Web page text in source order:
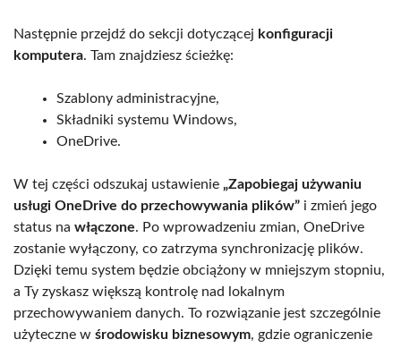
Następnie przejdź do sekcji dotyczącej konfiguracji
komputera. Tam znajdziesz ścieżkę:
Szablony administracyjne,
Składniki systemu Windows,
OneDrive.
W tej części odszukaj ustawienie „Zapobiegaj używaniu
usługi OneDrive do przechowywania plików” i zmień jego
status na włączone. Po wprowadzeniu zmian, OneDrive
zostanie wyłączony, co zatrzyma synchronizację plików.
Dzięki temu system będzie obciążony w mniejszym stopniu,
a Ty zyskasz większą kontrolę nad lokalnym
przechowywaniem danych. To rozwiązanie jest szczególnie
użyteczne w środowisku biznesowym, gdzie ograniczenie